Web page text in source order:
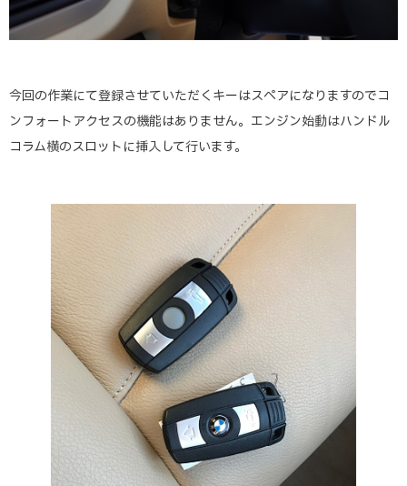
今回の作業にて登録させていただくキーはスペアになりますのでコ
ンフォートアクセスの機能はありません。エンジン始動はハンドル
コラム横のスロットに挿入して行います。